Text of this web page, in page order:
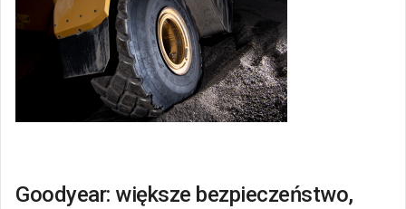
Goodyear: większe bezpieczeństwo,